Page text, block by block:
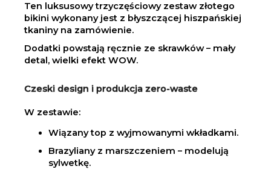
Ten luksusowy trzyczęściowy zestaw złotego
bikini wykonany jest z błyszczącej hiszpańskiej
tkaniny na zamówienie.
Dodatki powstają ręcznie ze skrawków – mały
detal, wielki efekt WOW.
Czeski design i produkcja zero-waste
W zestawie:
Wiązany top z wyjmowanymi wkładkami.
Brazyliany z marszczeniem – modelują
sylwetkę.